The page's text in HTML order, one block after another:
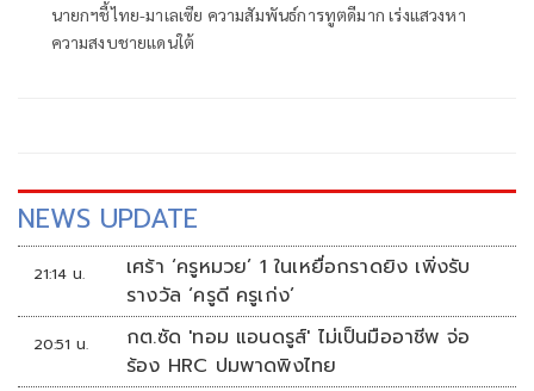
นายกฯชี้ไทย-มาเลเซีย ความสัมพันธ์การทูตดีมาก เร่งแสวงหา
ความสงบชายแดนใต้
NEWS UPDATE
21:14 น.
เศร้า ‘ครูหมวย’ 1 ในเหยื่อกราดยิง เพิ่งรับ
รางวัล ‘ครูดี ครูเก่ง’
20:51 น.
กต.ซัด 'ทอม แอนดรูส์' ไม่เป็นมืออาชีพ จ่อ
ร้อง HRC ปมพาดพิงไทย